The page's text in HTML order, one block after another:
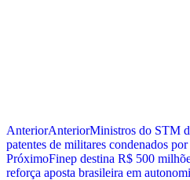
AnteriorAnteriorMinistros do STM
patentes de militares condenados
PróximoFinep destina R$ 500
reforça aposta brasileira em